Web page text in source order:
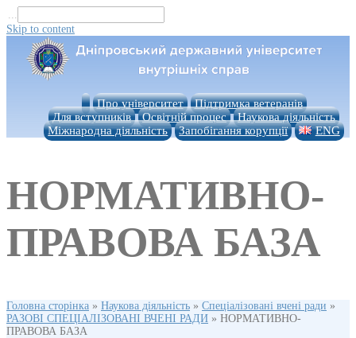
...
Skip to content
Про університет
Підтримка ветеранів
Для вступників
Освітній процес
Наукова діяльність
Міжнародна діяльність
Запобігання корупції ENG
НОРМАТИВНО-
ПРАВОВА БАЗА
Головна сторінка » Наукова діяльність » Спеціалізовані вчені ради »
РАЗОВІ СПЕЦІАЛІЗОВАНІ ВЧЕНІ РАДИ » НОРМАТИВНО-
ПРАВОВА БАЗА